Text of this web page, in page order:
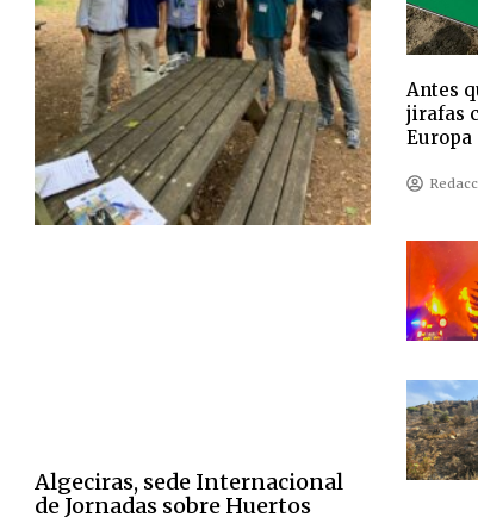
Algeciras, sede Internacional
de Jornadas sobre Huertos
Antes
jirafas
Europa